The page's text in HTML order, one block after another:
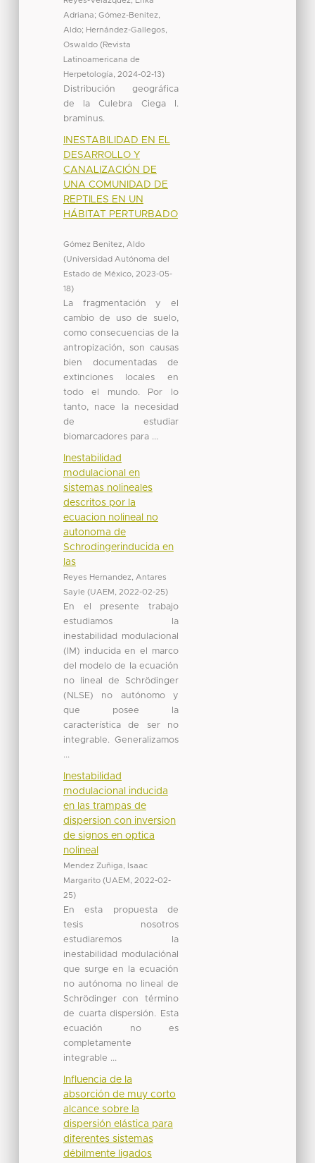
Adriana; Gómez-Benitez,
Aldo; Hernández-Gallegos,
Oswaldo (Revista
Latinoamericana de
Herpetología
2024-02-13)
Distribución geográfica
de la Culebra Ciega I.
braminus.
INESTABILIDAD EN EL
DESARROLLO Y
CANALIZACIÓN DE
UNA COMUNIDAD DE
REPTILES EN UN
HÁBITAT PERTURBADO
Gómez Benitez, Aldo
(Universidad Autónoma del
Estado de México, 2023-05-
18)
La fragmentación y el
cambio de uso de suelo,
como consecuencias de la
antropización, son causas
bien documentadas de
extinciones locales en
todo el mundo. Por lo
tanto, nace la necesidad
de estudiar
biomarcadores para ...
Inestabilidad
modulacional en
sistemas nolineales
descritos por la
ecuacion nolineal no
autonoma de
Schrodingerinducida en
las
Reyes Hernandez, Antares
Sayle (UAEM 2022-02-25)
En el presente trabajo
estudiamos la
inestabilidad modulacional
(IM) inducida en el marco
del modelo de la ecuación
no lineal de Schrödinger
(NLSE) no autónomo y
que posee la
característica de ser no
integrable. Generalizamos
...
Inestabilidad
modulacional inducida
en las trampas de
dispersion con inversion
de signos en optica
nolineal
Mendez Zuñiga, Isaac
Margarito (UAEM
2022-02-
25)
En esta propuesta de
tesis nosotros
estudiaremos la
inestabilidad modulaciónal
que surge en la ecuación
no autónoma no lineal de
Schrödinger con término
de cuarta dispersión. Esta
ecuación no es
completamente
integrable ...
Influencia de la
absorción de muy corto
alcance sobre la
dispersión elástica para
diferentes sistemas
débilmente ligados